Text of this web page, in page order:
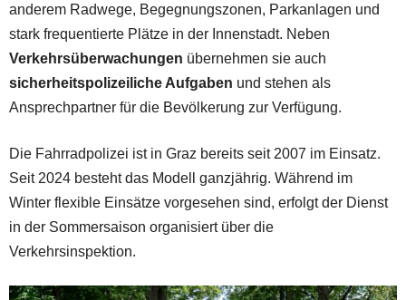
anderem Radwege, Begegnungszonen, Parkanlagen und
stark frequentierte Plätze in der Innenstadt. Neben
Verkehrsüberwachungen übernehmen sie auch
sicherheitspolizeiliche Aufgaben und stehen als
Ansprechpartner für die Bevölkerung zur Verfügung.
Die Fahrradpolizei ist in Graz bereits seit 2007 im Einsatz.
Seit 2024 besteht das Modell ganzjährig. Während im
Winter flexible Einsätze vorgesehen sind, erfolgt der Dienst
in der Sommersaison organisiert über die
Verkehrsinspektion.